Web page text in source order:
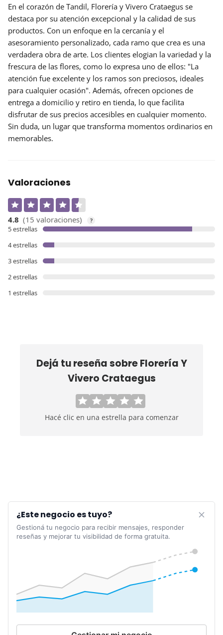
En el corazón de Tandil, Florería y Vivero Crataegus se
destaca por su atención excepcional y la calidad de sus
productos. Con un enfoque en la cercanía y el
asesoramiento personalizado, cada ramo que crea es una
verdadera obra de arte. Los clientes elogian la variedad y la
frescura de las flores, como lo expresa uno de ellos: "La
atención fue excelente y los ramos son preciosos, ideales
para cualquier ocasión". Además, ofrecen opciones de
entrega a domicilio y retiro en tienda, lo que facilita
disfrutar de sus precios accesibles en cualquier momento.
Sin duda, un lugar que transforma momentos ordinarios en
memorables.
Valoraciones
4.8 (15 valoraciones) ?
5 estrellas
4 estrellas
3 estrellas
2 estrellas
1 estrellas
Dejá tu reseña sobreFlorería Y
Vivero Crataegus
Hacé clic en una estrella para comenzar
¿Este negocio es tuyo?
Gestioná tu negocio para recibir mensajes, responder
reseñas y mejorar tu visibilidad de forma gratuita.